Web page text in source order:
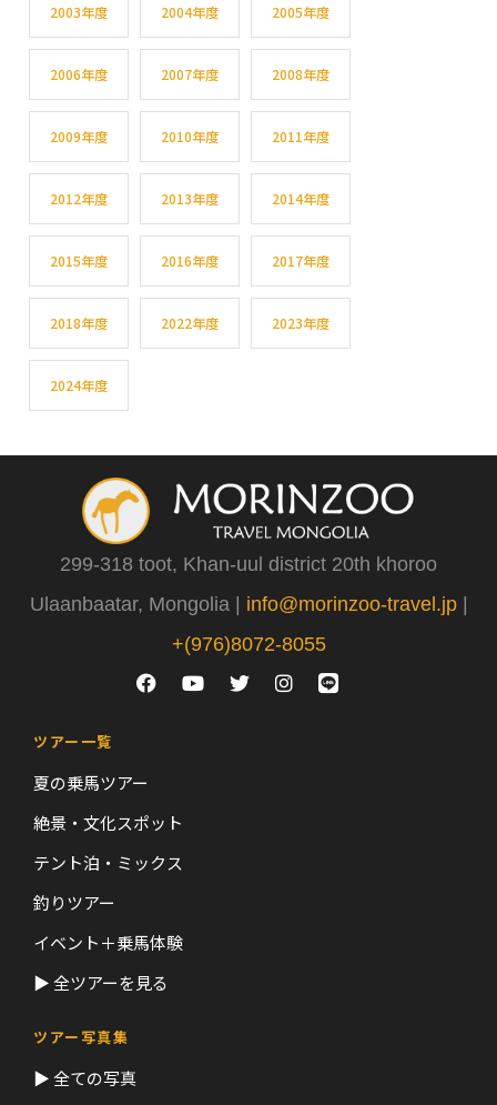
2003年度 2004年度 2005年度
2006年度 2007年度 2008年度
2009年度 2010年度 2011年度
2012年度 2013年度 2014年度
2015年度 2016年度 2017年度
2018年度 2022年度 2023年度
2024年度
299-318 toot, Khan-uul district 20th khoroo
Ulaanbaatar, Mongolia | info@morinzoo-travel.jp|
+(976)8072-8055
ツアー一覧
夏の乗馬ツアー
絶景・文化スポット
テント泊・ミックス
釣りツアー
イベント＋乗馬体験
▶ 全ツアーを見る
ツアー写真集
▶ 全ての写真